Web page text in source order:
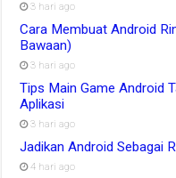
3 hari ago
Cara Membuat Android
Bawaan)
3 hari ago
Tips Main Game Android
Aplikasi
3 hari ago
Jadikan Android Sebagai
4 hari ago